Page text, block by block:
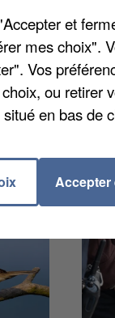
En Seine-
chemin
et
mes choix".
Vos
ou retirer
en bas de
Accepter